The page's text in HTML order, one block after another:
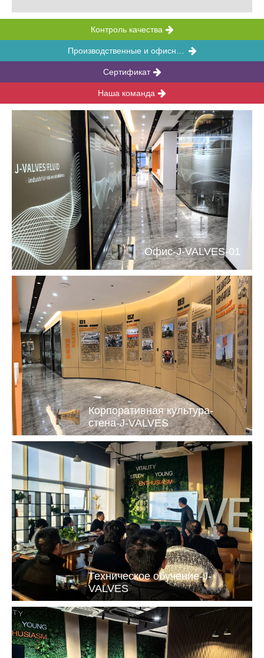
Контроль качества
Сертификат
Наша команда
Офис-J-VALVES-01
Корпоративная культура-
стена-J-VALVES
Техническое обучение-J-
VALVES